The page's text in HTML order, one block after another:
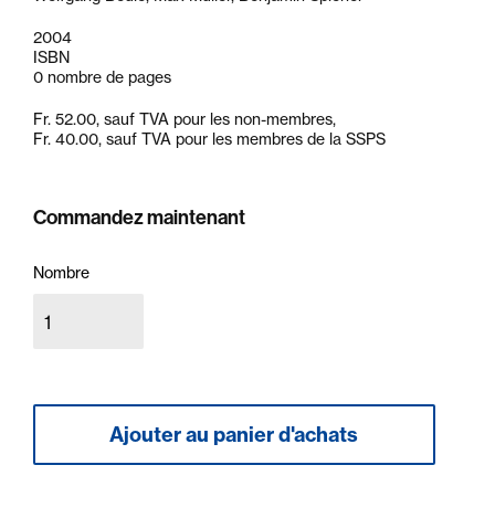
2004
ISBN
0 nombre de pages
Fr. 52.00, sauf TVA pour les non-membres,
Fr. 40.00, sauf TVA pour les membres de la SSPS
Commandez maintenant
Nombre